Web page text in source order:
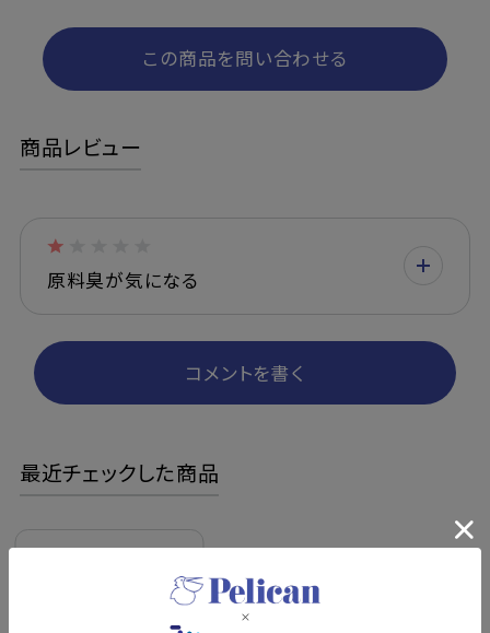
この商品を問い合わせる
商品レビュー
原料臭が気になる
コメントを書く
最近チェックした商品